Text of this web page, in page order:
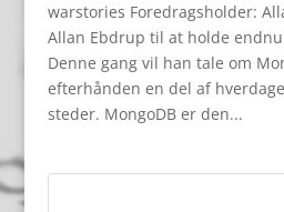
warstories Foredragsholder:
Allan Ebdrup til at holde
Denne gang vil han tale om
efterhånden en del af
steder. MongoDB er den...